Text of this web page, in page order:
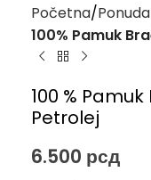
Početna
100% Pamuk
100 %
Petrolej
6.500 рсд